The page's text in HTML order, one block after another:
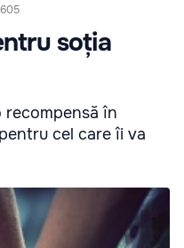
605
soția
recompensă în
cel care îi va